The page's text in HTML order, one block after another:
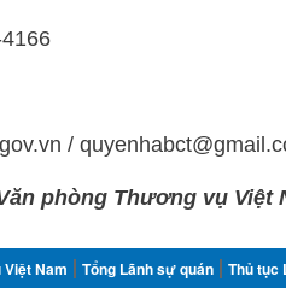
/
phòng Thương vụ Việt
Nam Tổng Lãnh sự quán Thủ tục